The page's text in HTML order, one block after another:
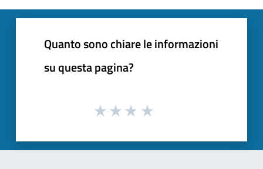
Quanto sono chiare le informazioni
su questa pagina?